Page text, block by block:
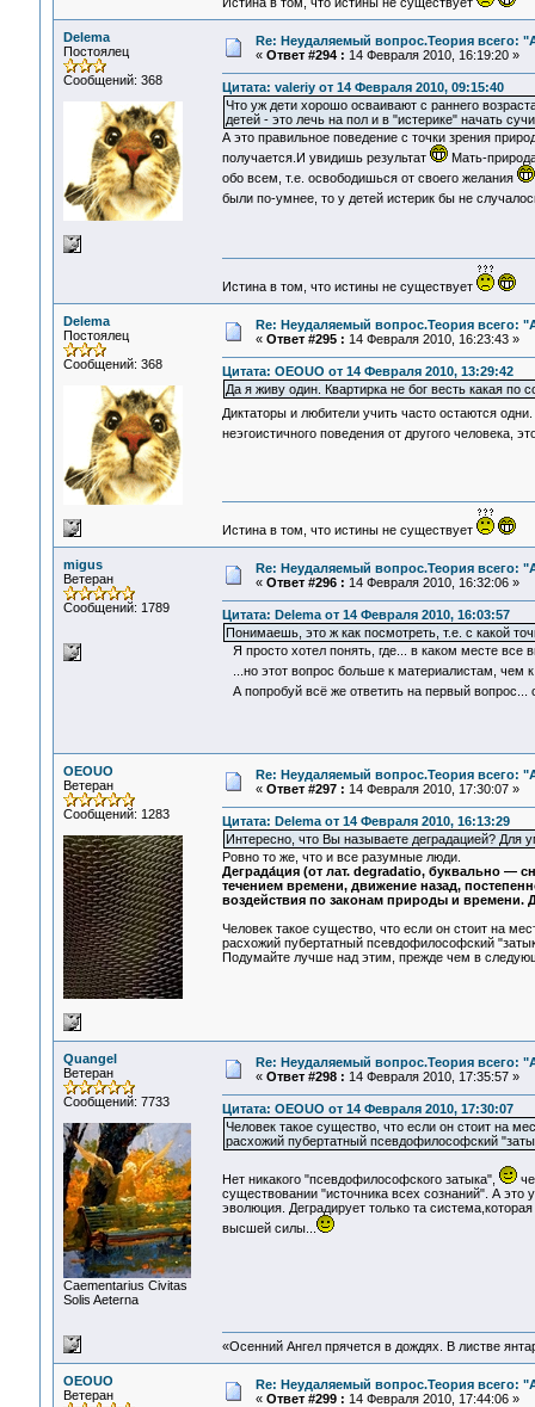
Delema
Постоялец
Сообщений: 368
Re: Неудаляемый вопрос.Теория всего:
« Ответ #294 : 14 Февраля 2010, 16:19:20 »
Цитата: valeriy от 14 Февраля 2010, 09:15:40
Что уж дети хорошо осваивают с раннего
детей - это лечь на пол и в "истерике" начать
А это правильное поведение с точки зрения
получается.И увидишь результат
Мать-
обо всем, т.е. освободишься от своего желания
были по-умнее, то у детей истерик бы не
Истина в том, что истины не существует
Delema
Постоялец
Сообщений: 368
Re: Неудаляемый вопрос.Теория всего:
« Ответ #295 : 14 Февраля 2010, 16:23:43 »
Цитата: OEOUO от 14 Февраля 2010, 13:29:42
Да я живу один. Квартирка не бог весть какая по
Диктаторы и любители учить часто остаются
неэгоистичного поведения от другого человека,
Истина в том, что истины не существует
migus
Ветеран
Сообщений: 1789
Re: Неудаляемый вопрос.Теория всего:
« Ответ #296 : 14 Февраля 2010, 16:32:06 »
Цитата: Delema от 14 Февраля 2010, 16:03:57
Понимаешь, это ж как посмотреть, т.е. с какой
Я просто хотел понять, где... в каком месте все
...но этот вопрос больше к материалистам, чем
А попробуй всё же ответить на первый
OEOUO
Ветеран
Сообщений: 1283
Re: Неудаляемый вопрос.Теория всего:
« Ответ #297 : 14 Февраля 2010, 17:30:07 »
Цитата: Delema от 14 Февраля 2010, 16:13:29
Интересно, что Вы называете деградацией? Для
Ровно то же, что и все разумные люди.
Деграда́ция (от лат. degradatio, буквально —
течением времени, движение назад,
воздействия по законам природы и времени.
Человек такое существо, что если он стоит на
расхожий пубертатный псевдофилософский
Подумайте лучше над этим, прежде чем в
Quangel
Ветеран
Сообщений: 7733
Сaementarius Civitas
Solis Aeterna
Re: Неудаляемый вопрос.Теория всего:
« Ответ #298 : 14 Февраля 2010, 17:35:57 »
Цитата: OEOUO от 14 Февраля 2010, 17:30:07
Человек такое существо, что если он стоит на
расхожий пубертатный псевдофилософский
Нет никакого "псевдофилософского затыка",
существовании "источника всех сознаний". А это
эволюция. Деградирует только та
высшей силы...
«Осенний Ангел прячется в дождях. В листве
OEOUO
Ветеран
Re: Неудаляемый вопрос.Теория всего:
« Ответ #299 : 14 Февраля 2010, 17:44:06 »